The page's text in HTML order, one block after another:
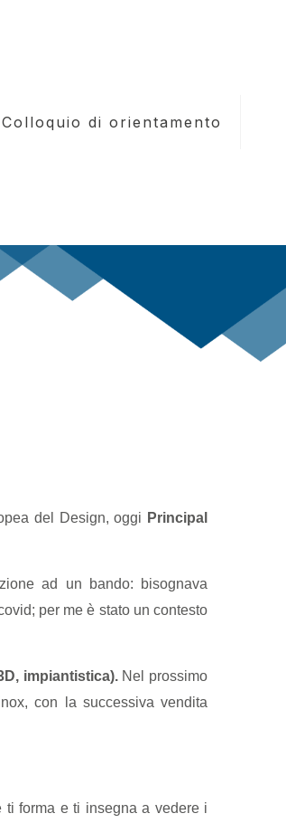
Colloquio di orientamento
del Design, oggi Principal
ad un bando: bisognava
per me è stato un contesto
impiantistica).Nel prossimo
con la successiva vendita
ti forma e ti insegna a vedere i